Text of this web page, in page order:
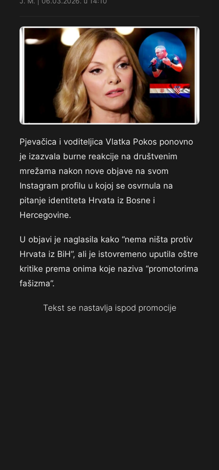
Pjevačica i voditeljica Vlatka Pokos ponovno
je izazvala burne reakcije na društvenim
mrežama nakon nove objave na svom
Instagram profilu u kojoj se osvrnula na
pitanje identiteta Hrvata iz Bosne i
Hercegovine.
U objavi je naglasila kako “nema ništa protiv
Hrvata iz BiH”, ali je istovremeno uputila oštre
kritike prema onima koje naziva “promotorima
fašizma”.
Tekst se nastavlja ispod promocije